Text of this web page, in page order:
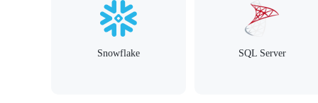
Snowflake SQL Server